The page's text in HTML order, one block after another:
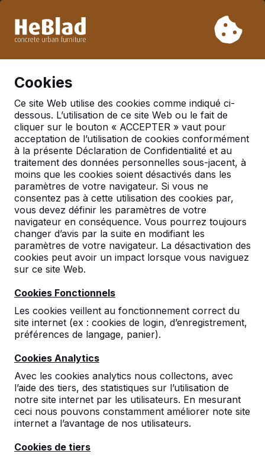
semaine 31 à la semaine 33. Veuillez donc tenir compte des
délais de livraison plus longs.
Cookies
Ce site Web utilise des cookies comme indiqué ci-
dessous. L’utilisation de ce site Web ou le fait de
cliquer sur le bouton « ACCEPTER » vaut pour
acceptation de l’utilisation de cookies conformément
à la présente Déclaration de Confidentialité et au
traitement des données personnelles sous-jacent, à
moins que les cookies soient désactivés dans les
paramètres de votre navigateur. Si vous ne
consentez pas à cette utilisation des cookies par,
vous devez définir les paramètres de votre
navigateur en conséquence. Vous pourrez toujours
changer d’avis par la suite en modifiant les
paramètres de votre navigateur. La désactivation des
cookies peut avoir un impact lorsque vous naviguez
sur ce site Web.
Cookies Fonctionnels
Les cookies veillent au fonctionnement correct du
site internet (ex : cookies de login, d’enregistrement,
préférences de langage, panier).
Cookies Analytics
Avec les cookies analytics nous collectons, avec
l’aide des tiers, des statistiques sur l’utilisation de
notre site internet par les utilisateurs. En mesurant
ceci nous pouvons constamment améliorer note site
internet a l’avantage de nos utilisateurs.
Cookies de tiers
Bancs
Banc DeLuxe en béton
148reviews
€ 775,00 hors TVA